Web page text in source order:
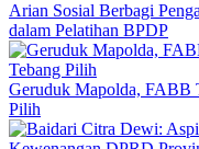
Arian Sosial Berbagi
dalam Pelatihan BPDP
Geruduk Mapolda, FABB
Pilih